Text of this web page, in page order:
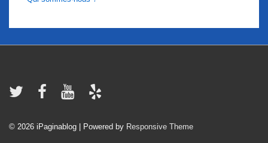
du
de
© 2026 iPaginablog | Powered by Responsive Theme